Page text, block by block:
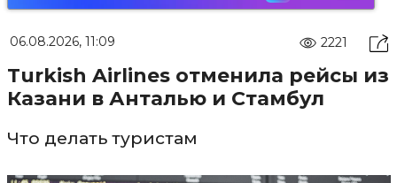
06.08.2026, 11:09 2221
Turkish Airlines отменила рейсы из
Казани в Анталью и Стамбул
Что делать туристам